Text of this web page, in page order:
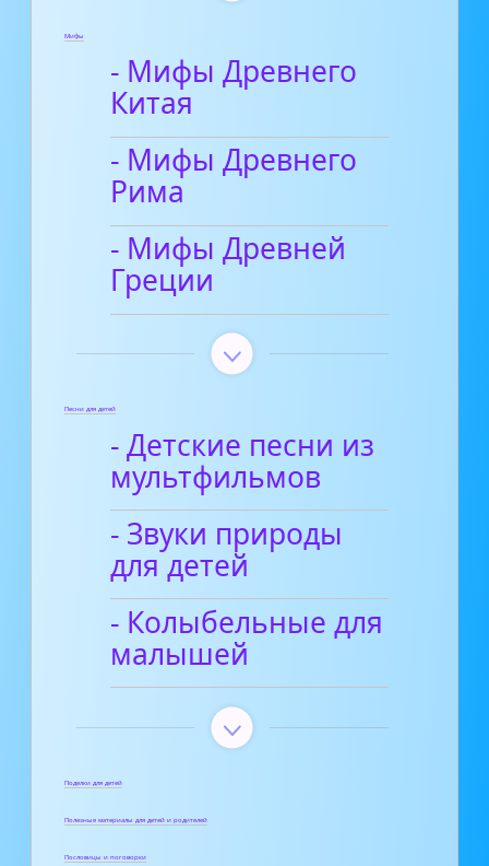
Мифы
- Мифы Древнего
Китая
- Мифы Древнего
Рима
- Мифы Древней
Греции
Песни для детей
- Детские песни из
мультфильмов
- Звуки природы
для детей
- Колыбельные для
малышей
Поделки для детей
Полезные материалы для детей и родителей
Пословицы и поговорки